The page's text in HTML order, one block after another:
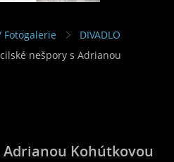
Fotogalerie
DIVADLO
nešpory s Adrianou
Adrianou Kohútkovou